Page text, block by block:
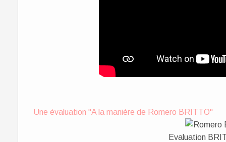
Une évaluation "A la manière de Romero BRITTO"
Evaluation